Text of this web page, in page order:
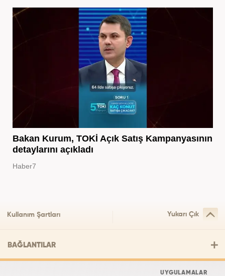
Bakan Kurum, TOKİ Açık Satış Kampanyasının
detaylarını açıkladı
Haber7
Kullanım Şartları Yukarı Çık
BAĞLANTILAR
UYGULAMALAR